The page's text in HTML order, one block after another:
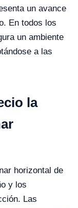
un avance
En todos los
un ambiente
a las
la
horizontal de
y los
Las